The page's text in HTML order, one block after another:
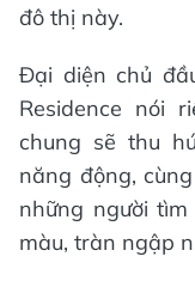
“Thiết kế tinh
sở hữu. Căn hộ
phong cách
tích và hệ thống
thiết kế chia sẻ.
Nghỉ